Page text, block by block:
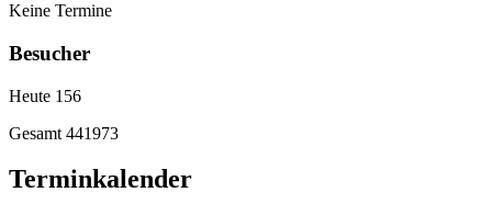
Keine Termine
Besucher
Heute 156
Gesamt 441973
Terminkalender